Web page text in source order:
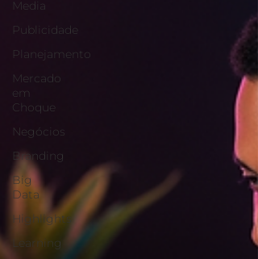
Media
Publicidade
Planejamento
Mercado
em
Choque
Negócios
Branding
Big
Data
Highlights
Learning